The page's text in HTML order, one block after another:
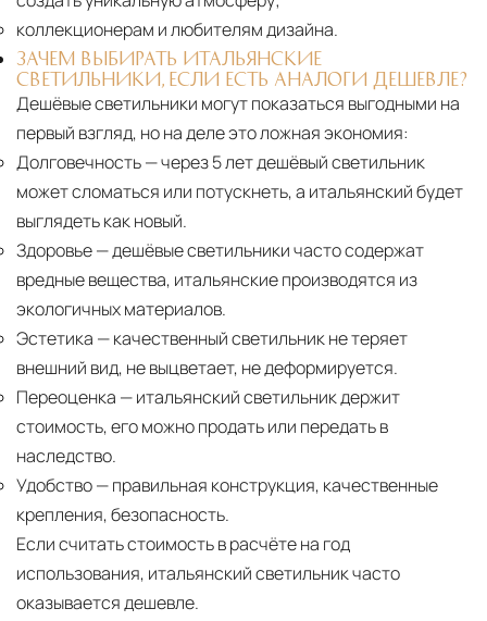
коллекционерам и любителям дизайна.
ЗАЧЕМ ВЫБИРАТЬ ИТАЛЬЯНСКИЕ
СВЕТИЛЬНИКИ, ЕСЛИ ЕСТЬ АНАЛОГИ ДЕШЕВЛЕ?
Дешёвые светильники могут показаться выгодными на
первый взгляд, но на деле это ложная экономия:
Долговечность— через 5 лет дешёвый светильник
может сломаться или потускнеть, а итальянский будет
выглядеть как новый.
Здоровье— дешёвые светильники часто содержат
вредные вещества, итальянские производятся из
экологичных материалов.
Эстетика — качественный светильник не теряет
внешний вид, не выцветает, не деформируется.
Переоценка — итальянский светильник держит
стоимость, его можно продать или передать в
наследство.
Удобство— правильная конструкция, качественные
крепления, безопасность.
Если считать стоимость в расчёте на год
использования, итальянский светильник часто
оказывается дешевле.